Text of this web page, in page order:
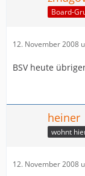
Board-
12. November 2008
BSV heute
heiner
wohnt
12. November 2008